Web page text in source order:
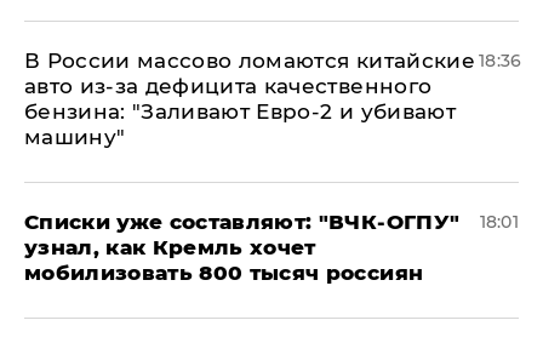
В России массово ломаются китайские
авто из-за дефицита качественного
бензина: "Заливают Евро-2 и убивают
машину"
18:36
Списки уже составляют: "ВЧК-ОГПУ"
узнал, как Кремль хочет
мобилизовать 800 тысяч россиян
18:01